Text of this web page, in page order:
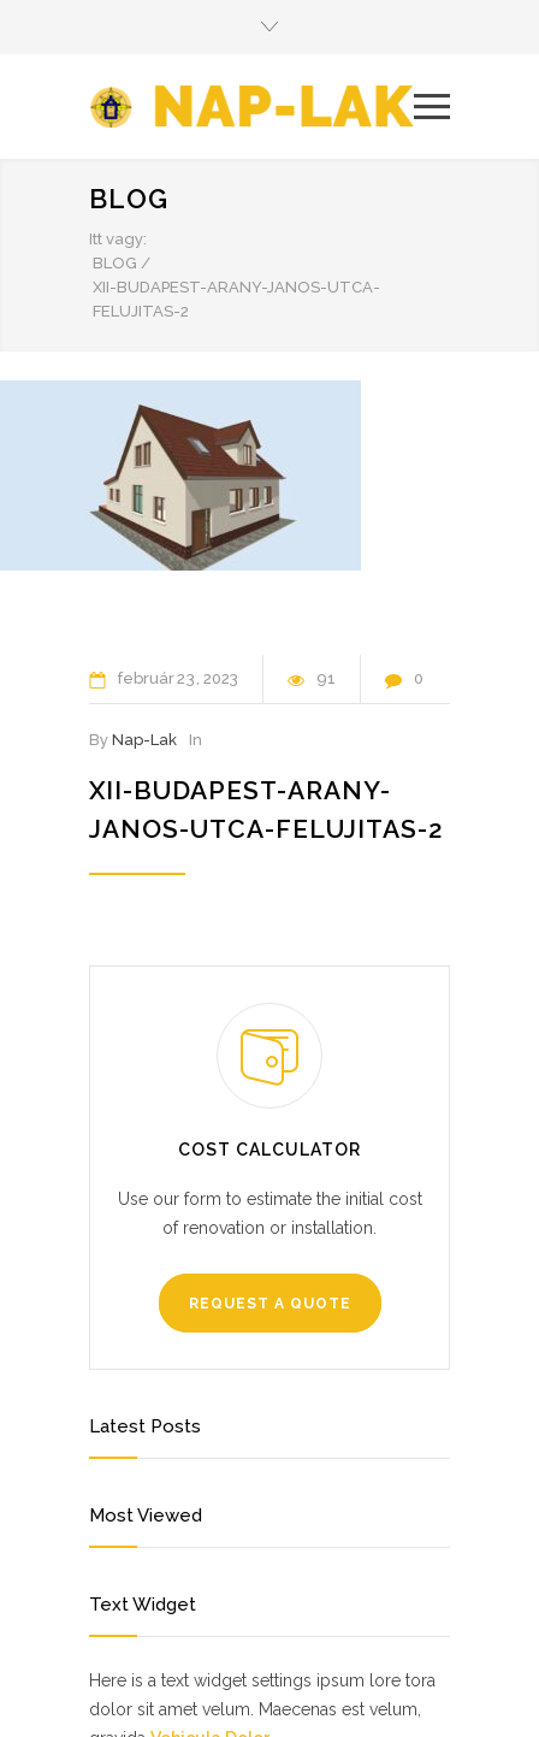
BLOG
Itt vagy:
BLOG /
XII-BUDAPEST-ARANY-JANOS-UTCA-
FELUJITAS-2
február23 2023 91 0
By Nap-Lak In
XII-BUDAPEST-ARANY-
JANOS-UTCA-FELUJITAS-2
COST CALCULATOR
Use our form to estimate the initial cost
of renovation or installation.
REQUEST A QUOTE
Latest Posts
Most Viewed
Text Widget
Here is a text widget settings ipsum lore tora
dolor sit amet velum. Maecenas est velum,